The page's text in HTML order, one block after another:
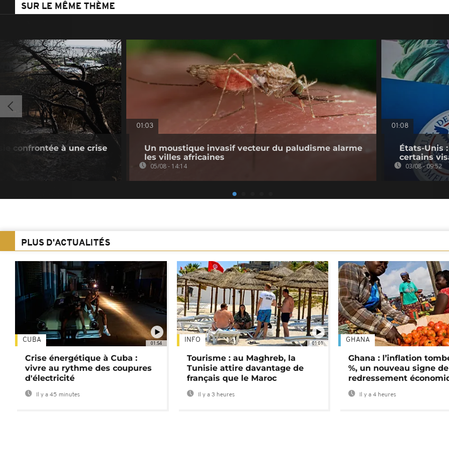
SUR LE MÊME THÈME
confrontée à une crise
01:03
Un moustique invasif vecteur du paludisme alarme
les villes africaines
05/08 - 14:14
01:08
États-Unis
certains
03/08 - 09:52
PLUS D'ACTUALITÉS
01:54
CUBA
Crise énergétique à Cuba :
vivre au rythme des coupures
d'électricité
Il y a 45 minutes
01:01
INFO
Tourisme : au Maghreb, la
Tunisie attire davantage de
français que le Maroc
Il y a 3 heures
GHANA
Ghana : l’inflation
%, un nouveau signe de
redressement
Il y a 4 heures